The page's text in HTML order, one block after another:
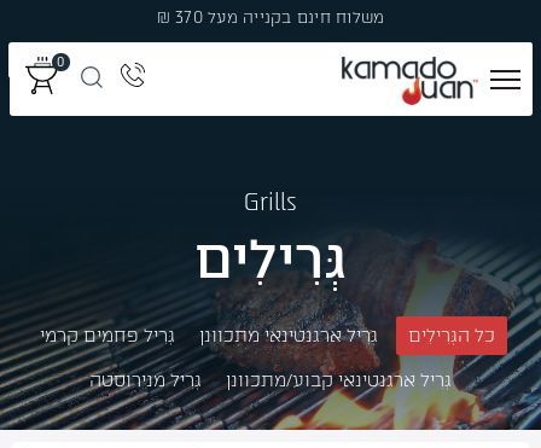
to
content
משלוח חינם בקנייה מעל 370 ₪
0
פֶּחָמִים
פֶּלֶט עֵץ לִמְעַשְּׁנָהּ
עֲצֵי עִשּׁוּן
Grills
גְּרִילִים
כל הגְּרִילִים גְּרִיל ארגנטינאי מתכוונן גְּרִיל פחמים קרמי
גְּרִיל ארגנטינאי קבוע/מתכוונן גְּרִיל מנירוסטה